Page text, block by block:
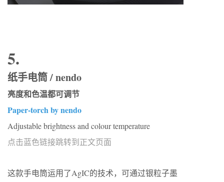
5.
纸手电筒 / nendo
亮度和色温都可调节
Paper-torch by nendo
Adjustable brightness and colour temperature
点击蓝色链接跳转到正文页面
这款手电筒运用了AgIC的技术，可通过银粒子墨